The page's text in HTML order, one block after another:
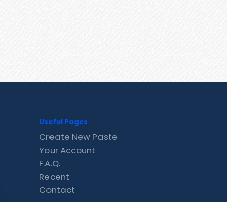
Useful Pages
Create New Paste
Your Account
F.A.Q.
Recent
Contact